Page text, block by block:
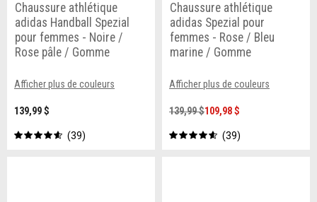
Chaussure athlétique
adidas Handball Spezial
pour femmes - Noire /
Rose pâle / Gomme
Afficher plus de couleurs
139,99 $
39
Chaussure athlétique
adidas Spezial pour
femmes - Rose / Bleu
marine / Gomme
Afficher plus de couleurs
139,99 $109,98 $
39